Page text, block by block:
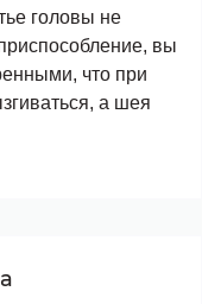
головы не
вы
что при
а шея